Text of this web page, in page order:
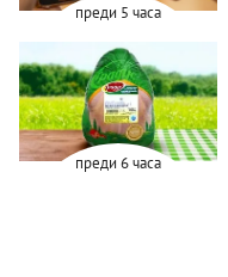
преди 5 часа
преди 6 часа